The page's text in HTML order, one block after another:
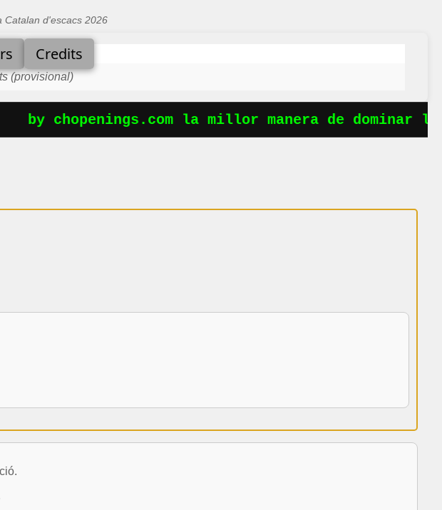
Catalan d'escacs 2026
Credits
(provisional)
by chopenings.com la millor manera de dominar